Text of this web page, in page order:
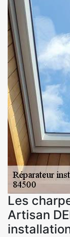
Les
Artisan